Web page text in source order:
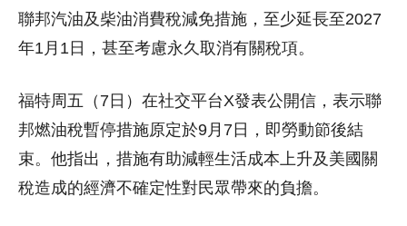
聯邦汽油及柴油消費稅減免措施，至少延長至2027
年1月1日，甚至考慮永久取消有關稅項。
福特周五（7日）在社交平台X發表公開信，表示聯
邦燃油稅暫停措施原定於9月7日，即勞動節後結
束。他指出，措施有助減輕生活成本上升及美國關
稅造成的經濟不確定性對民眾帶來的負擔。